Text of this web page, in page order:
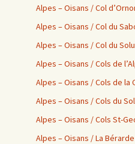
Alpes – Oisans / Col
Alpes – Oisans / Col du
Alpes – Oisans / Col du
Alpes – Oisans / Cols de
Alpes – Oisans / Cols de la
Alpes – Oisans / Cols du
Alpes – Oisans / Cols St-
Alpes – Oisans / La Bérarde